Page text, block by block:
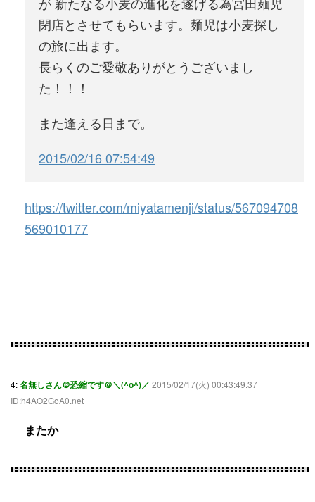
閉店とさせてもらいます。麺児は小麦探し
の旅に出ます。
長らくのご愛敬ありがとうございまし
た！！！
また逢える日まで。
2015/02/16 07:54:49
https://twitter.com/miyatamenji/status/567094708
569010177
4:名無しさん＠恐縮です＠＼(^o^)／ 2015/02/17(火) 00:43:49.37
ID:h4AO2GoA0.net
またか